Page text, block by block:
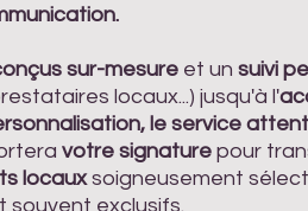
sur-mesure et un suivi
locaux...) jusqu'à l'
le service
votre signature pour
locauxsoigneusement
souvent exclusifs.